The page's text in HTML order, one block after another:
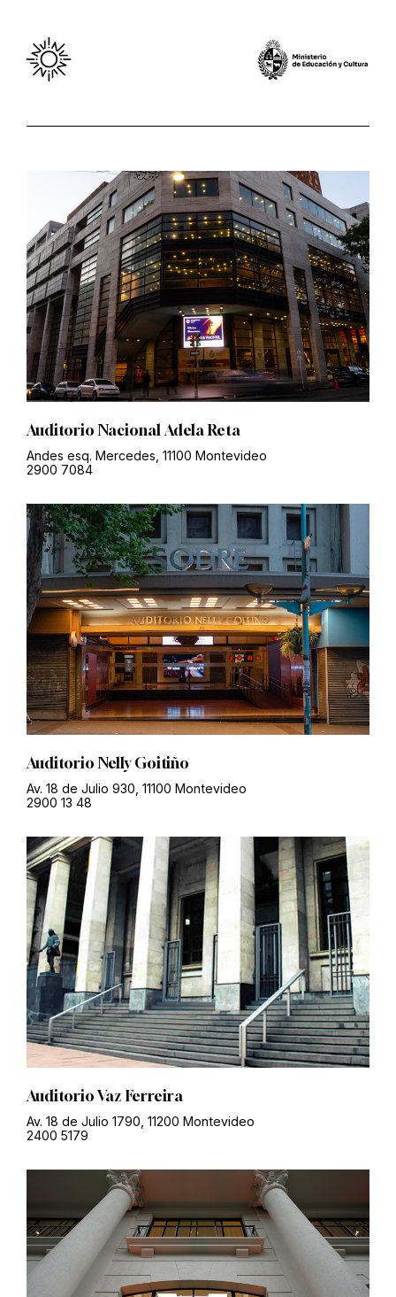
Auditorio Nacional Adela Reta
Andes esq. Mercedes, 11100 Montevideo
2900 7084
Auditorio Nelly Goitiño
Av. 18 de Julio 930, 11100 Montevideo
2900 13 48
Auditorio Vaz Ferreira
Av. 18 de Julio 1790, 11200 Montevideo
2400 5179